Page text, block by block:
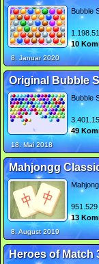
Bubble
10
8. Januar 2020
Original Bubble
Bubble
49
18. Mai 2018
Mahjongg
Mahjong
13
8. August 2019
Heroes of Match